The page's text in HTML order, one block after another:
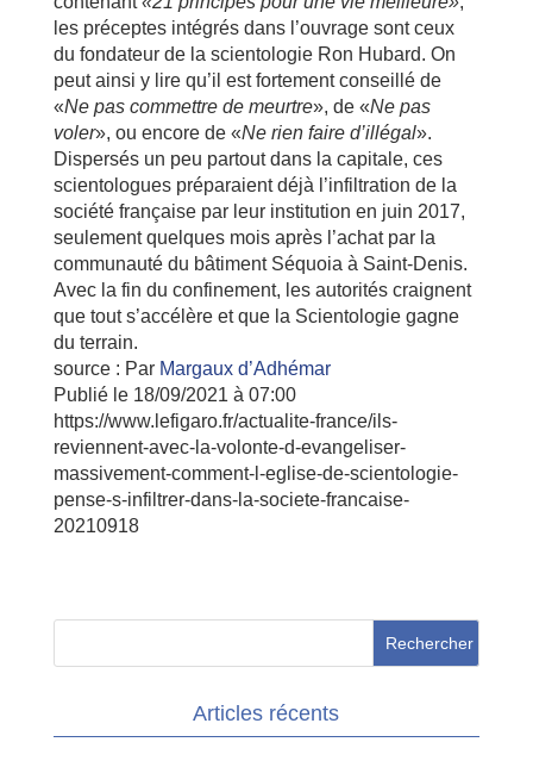
les préceptes intégrés dans l’ouvrage sont ceux
du fondateur de la scientologie Ron Hubard. On
peut ainsi y lire qu’il est fortement conseillé de
«Ne pas commettre de meurtre», de «Ne pas
voler», ou encore de «Ne rien faire d’illégal».
Dispersés un peu partout dans la capitale, ces
scientologues préparaient déjà l’infiltration de la
société française par leur institution en juin 2017,
seulement quelques mois après l’achat par la
communauté du bâtiment Séquoia à Saint-Denis.
Avec la fin du confinement, les autorités craignent
que tout s’accélère et que la Scientologie gagne
du terrain.
source : Par Margaux d’Adhémar
Publié le 18/09/2021 à 07:00
https://www.lefigaro.fr/actualite-france/ils-
reviennent-avec-la-volonte-d-evangeliser-
massivement-comment-l-eglise-de-scientologie-
pense-s-infiltrer-dans-la-societe-francaise-
20210918
Articles récents